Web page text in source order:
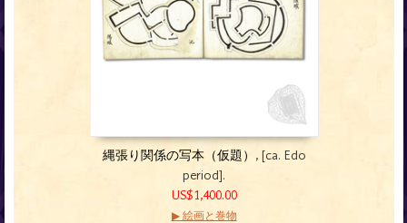
縄張り関係の写本（仮題） , [ca. Edo
period].
US$1,400.00
▶ 絵画と巻物